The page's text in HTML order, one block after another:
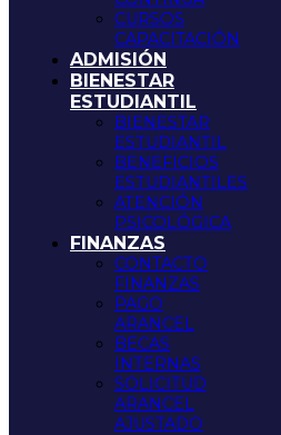
CURSOS
CAPACITACIÓN
ADMISIÓN
BIENESTAR
ESTUDIANTIL
BIENESTAR
ESTUDIANTIL
BENEFICIOS
ESTUDIANTILES
ATENCIÓN
PSICOLÓGICA
FINANZAS
CONTACTO
FINANZAS
PAGO
ARANCEL
BECAS
INTERNAS
SOLICITUD
ARANCEL
AJUSTADO